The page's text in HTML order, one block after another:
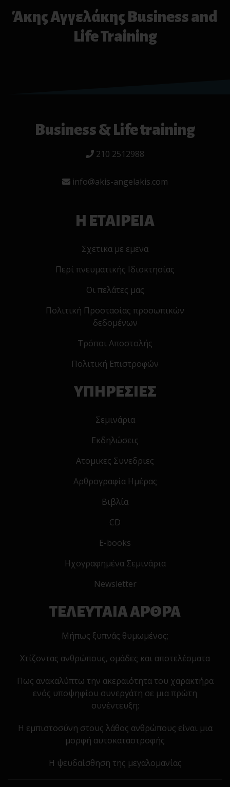
Άκης Αγγελάκης Business and
Life Training
Business & Life training
210 2512988
info@akis-angelakis.com
Η ΕΤΑΙΡΕΙΑ
Σχετικα με εμενα
Περί πνευματικής Ιδιοκτησίας
Οι πελάτες μας
Πολιτική Προστασίας προσωπικών
δεδομένων
Τρόποι Αποστολής
Πολιτική Επιστροφών
ΥΠΗΡΕΣΙΕΣ
Σεμινάρια
Εκδηλώσεις
Ατομικες Συνεδριες
Αρθρογραφία Ημέρας
Βιβλία
CD
E-books
Ηχογραφημένα Σεμινάρια
Newsletter
ΤΕΛΕΥΤΑΙΑ ΑΡΘΡΑ
Μήπως ξυπνάς θυμωμένος;
Χτίζοντας ανθρώπους, ομάδες και αποτελέσματα
Πως ανακαλύπτω την ακεραιότητα του χαρακτήρα
ενός υποψηφίου συνεργάτη σε μια πρώτη
συνέντευξη;
Η εμπιστοσύνη στους λάθος ανθρώπους είναι μια
μορφή αυτοκαταστροφής
Η ψευδαίσθηση της μεγαλομανίας